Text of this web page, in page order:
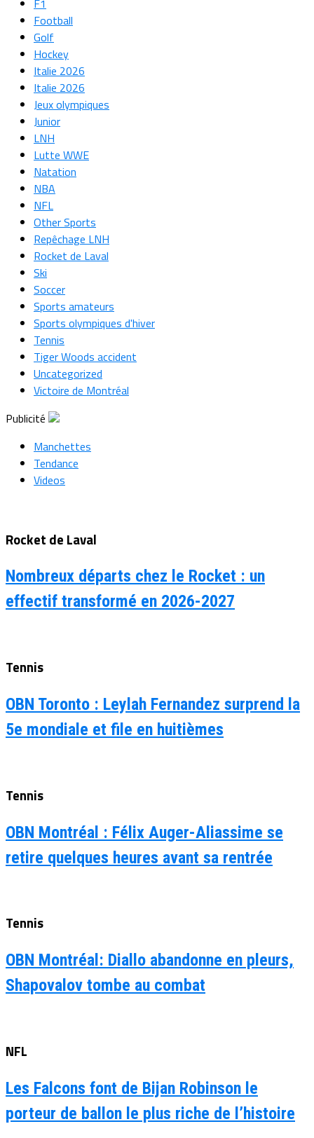
F1
Football
Golf
Hockey
Italie 2026
Italie 2026
Jeux olympiques
Junior
LNH
Lutte WWE
Natation
NBA
NFL
Other Sports
Repêchage LNH
Rocket de Laval
Ski
Soccer
Sports amateurs
Sports olympiques d'hiver
Tennis
Tiger Woods accident
Uncategorized
Victoire de Montréal
Publicité
Manchettes
Tendance
Videos
Rocket de Laval
Nombreux départs chez le Rocket : un
effectif transformé en 2026-2027
Tennis
OBN Toronto : Leylah Fernandez surprend la
5e mondiale et file en huitièmes
Tennis
OBN Montréal : Félix Auger-Aliassime se
retire quelques heures avant sa rentrée
Tennis
OBN Montréal: Diallo abandonne en pleurs,
Shapovalov tombe au combat
NFL
Les Falcons font de Bijan Robinson le
porteur de ballon le plus riche de l’histoire